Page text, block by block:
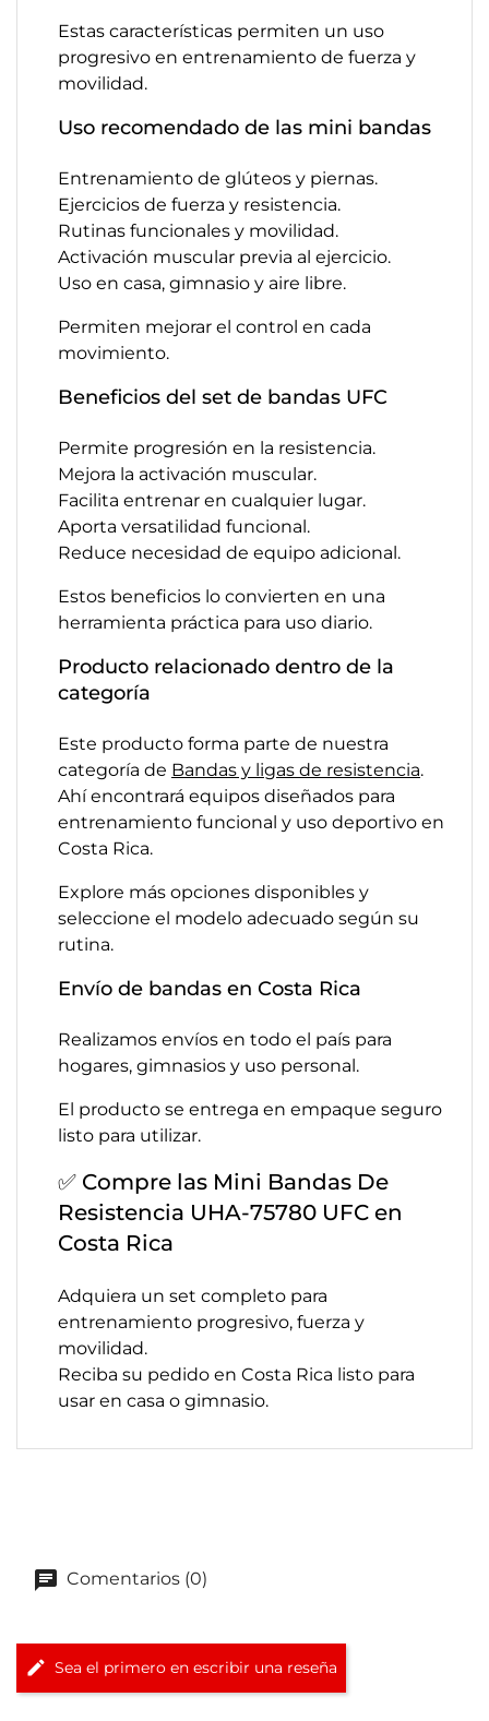
Estas características permiten un uso
progresivo en entrenamiento de fuerza y
movilidad.
Uso recomendado de las mini bandas
Entrenamiento de glúteos y piernas.
Ejercicios de fuerza y resistencia.
Rutinas funcionales y movilidad.
Activación muscular previa al ejercicio.
Uso en casa, gimnasio y aire libre.
Permiten mejorar el control en cada
movimiento.
Beneficios del set de bandas UFC
Permite progresión en la resistencia.
Mejora la activación muscular.
Facilita entrenar en cualquier lugar.
Aporta versatilidad funcional.
Reduce necesidad de equipo adicional.
Estos beneficios lo convierten en una
herramienta práctica para uso diario.
Producto relacionado dentro de la
categoría
Este producto forma parte de nuestra
categoría de Bandas y ligas de resistencia.
Ahí encontrará equipos diseñados para
entrenamiento funcional y uso deportivo en
Costa Rica.
Explore más opciones disponibles y
seleccione el modelo adecuado según su
rutina.
Envío de bandas en Costa Rica
Realizamos envíos en todo el país para
hogares, gimnasios y uso personal.
El producto se entrega en empaque seguro
listo para utilizar.
✅ Compre las Mini Bandas De
Resistencia UHA-75780 UFC en
Costa Rica
Adquiera un set completo para
entrenamiento progresivo, fuerza y
movilidad.
Reciba su pedido en Costa Rica listo para
usar en casa o gimnasio.
Comentarios (0)
Sea el primero en escribir una reseña